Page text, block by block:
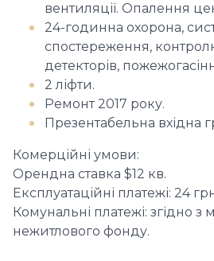
вентиляції. Опалення
24-годинна охорона,
спостереження,
детекторів,
2 ліфти.
Ремонт 2017 року.
Презентабельна вхідна
Комерційні умови:
Орендна ставка $12 кв.
Експлуатаційні платежі: 24
Комунальні платежі: згідно
нежитлового фонду.